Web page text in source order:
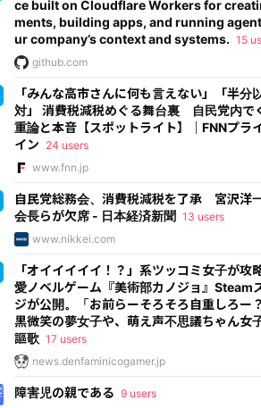
ce built on Cloudflare Workers for
ments, building apps, and running
ur company’s context and systems. 15
github.com
「みんな高市さんに何も言えない」「半分
対」 消費税減税めぐる舞台裏 自民党内で
重論と本音【スポットライト】｜FNNプラ
イン 24 users
www.fnn.jp
自民党総務会、消費税減税を了承 宮沢洋
会長らが欠席 - 日本経済新聞 13 users
www.nikkei.com
「オイイイイイ！？」系ツッコミ女子が攻
愛ノベルゲーム『美術部カノジョ』Steam
ジが公開。「お前らーそろそろ自重しろー
黒微笑の夢女子や、萌え声不思議ちゃん女
謳歌 17 users
news.denfaminicogamer.jp
障害児の親である 9 users